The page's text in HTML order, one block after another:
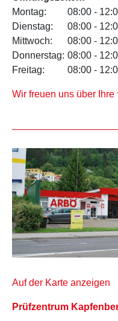
Montag:
08:00 -
Dienstag:
08:00 -
Mittwoch:
08:00 -
Donnerstag: 08:00 -
Freitag:
08:00 -
Wir freuen uns über Ihre
Auf der Karte anzeigen
Prüfzentrum